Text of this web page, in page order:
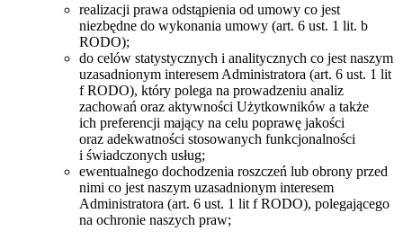
realizacji prawa odstąpienia od umowy co jest
niezbędne do wykonania umowy (art. 6 ust. 1 lit. b
RODO);
do celów statystycznych i analitycznych co jest naszym
uzasadnionym interesem Administratora (art. 6 ust. 1 lit
f RODO), który polega na prowadzeniu analiz
zachowań oraz aktywności Użytkowników a także
ich preferencji mający na celu poprawę jakości
oraz adekwatności stosowanych funkcjonalności
i świadczonych usług;
ewentualnego dochodzenia roszczeń lub obrony przed
nimi co jest naszym uzasadnionym interesem
Administratora (art. 6 ust. 1 lit f RODO), polegającego
na ochronie naszych praw;